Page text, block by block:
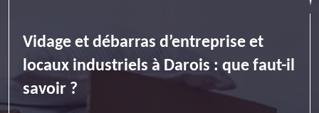
Vidage et débarras d’entreprise et
locaux industriels à Darois : que faut-il
savoir ?